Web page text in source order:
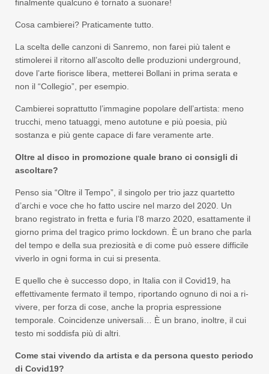
finalmente qualcuno è tornato a suonare!
Cosa cambierei? Praticamente tutto.
La scelta delle canzoni di Sanremo, non farei più talent e
stimolerei il ritorno all’ascolto delle produzioni underground,
dove l’arte fiorisce libera, metterei Bollani in prima serata e
non il “Collegio”, per esempio.
Cambierei soprattutto l’immagine popolare dell’artista: meno
trucchi, meno tatuaggi, meno autotune e più poesia, più
sostanza e più gente capace di fare veramente arte.
Oltre al disco in promozione quale brano ci consigli di
ascoltare?
Penso sia “Oltre il Tempo”, il singolo per trio jazz quartetto
d’archi e voce che ho fatto uscire nel marzo del 2020. Un
brano registrato in fretta e furia l’8 marzo 2020, esattamente il
giorno prima del tragico primo lockdown. È un brano che parla
del tempo e della sua preziosità e di come può essere difficile
viverlo in ogni forma in cui si presenta.
E quello che è successo dopo, in Italia con il Covid19, ha
effettivamente fermato il tempo, riportando ognuno di noi a ri-
vivere, per forza di cose, anche la propria espressione
temporale. Coincidenze universali… È un brano, inoltre, il cui
testo mi soddisfa più di altri.
Come stai vivendo da artista e da persona questo periodo
di Covid19?